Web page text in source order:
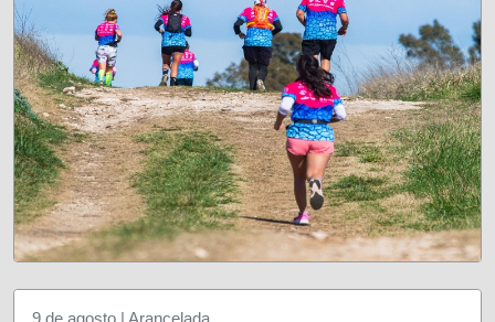
9 de agosto | Arancelada